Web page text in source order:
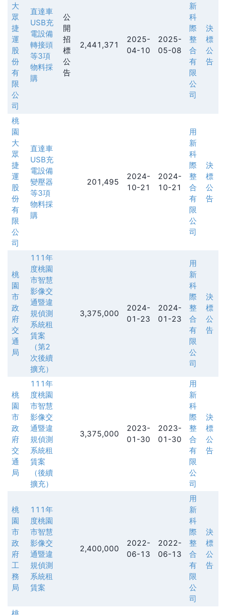
大
眾
捷
運
股
份
有
限
公
司
直達車
USB充
電設備
轉接頭
等3項
物料採
購
公
開
招
標
公
告
2,441,371
2025-
04-10
2025-
05-08
新
科
際
整
合
有
限
公
司
決
標
公
告
桃
園
大
眾
捷
運
股
份
有
限
公
司
直達車
USB充
電設備
變壓器
等3項
物料採
購
201,495
2024-
10-21
2024-
10-21
用
新
科
際
整
合
有
限
公
司
決
標
公
告
桃
園
市
政
府
交
通
局
111年
度桃園
市智慧
影像交
通暨違
規偵測
系統租
賃案
（第2
次後續
擴充）
3,375,000
2024-
01-23
2024-
01-23
用
新
科
際
整
合
有
限
公
司
決
標
公
告
桃
園
市
政
府
交
通
局
111年
度桃園
市智慧
影像交
通暨違
規偵測
系統租
賃案
（後續
擴充）
3,375,000
2023-
01-30
2023-
01-30
用
新
科
際
整
合
有
限
公
司
決
標
公
告
桃
園
市
政
府
工
務
局
111年
度桃園
市智慧
影像交
通暨違
規偵測
系統租
賃案
2,400,000
2022-
06-13
2022-
06-13
用
新
科
際
整
合
有
限
公
司
決
標
公
告